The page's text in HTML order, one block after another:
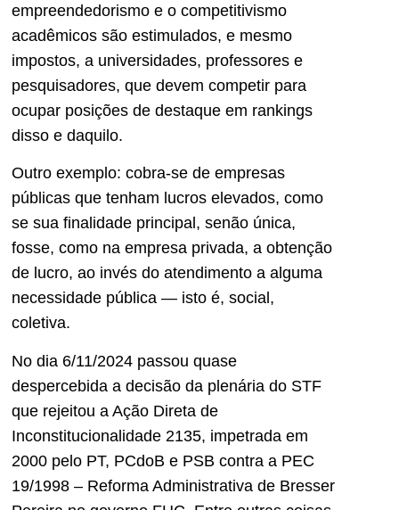
empreendedorismo e o competitivismo
acadêmicos são estimulados, e mesmo
impostos, a universidades, professores e
pesquisadores, que devem competir para
ocupar posições de destaque em rankings
disso e daquilo.
Outro exemplo: cobra-se de empresas
públicas que tenham lucros elevados, como
se sua finalidade principal, senão única,
fosse, como na empresa privada, a obtenção
de lucro, ao invés do atendimento a alguma
necessidade pública — isto é, social,
coletiva.
No dia 6/11/2024 passou quase
despercebida a decisão da plenária do STF
que rejeitou a Ação Direta de
Inconstitucionalidade 2135, impetrada em
2000 pelo PT, PCdoB e PSB contra a PEC
19/1998 – Reforma Administrativa de Bresser